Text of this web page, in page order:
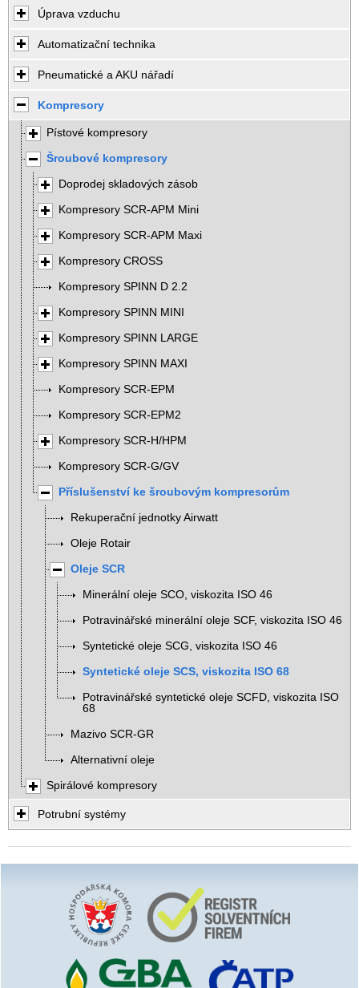
Úprava vzduchu
Automatizační technika
Pneumatické a AKU nářadí
Kompresory
Pístové kompresory
Šroubové kompresory
Doprodej skladových zásob
Kompresory SCR-APM Mini
Kompresory SCR-APM Maxi
Kompresory CROSS
Kompresory SPINN D 2.2
Kompresory SPINN MINI
Kompresory SPINN LARGE
Kompresory SPINN MAXI
Kompresory SCR-EPM
Kompresory SCR-EPM2
Kompresory SCR-H/HPM
Kompresory SCR-G/GV
Příslušenství ke šroubovým kompresorům
Rekuperační jednotky Airwatt
Oleje Rotair
Oleje SCR
Minerální oleje SCO, viskozita ISO 46
Potravinářské minerální oleje SCF, viskozita ISO 46
Syntetické oleje SCG, viskozita ISO 46
Syntetické oleje SCS, viskozita ISO 68
Potravinářské syntetické oleje SCFD, viskozita ISO
68
Mazivo SCR-GR
Alternativní oleje
Spirálové kompresory
Potrubní systémy